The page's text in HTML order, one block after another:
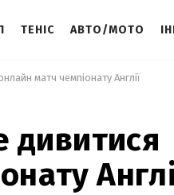
ТЕНІС АВТО/МОТО
матч чемпіонату Англії
дивитися